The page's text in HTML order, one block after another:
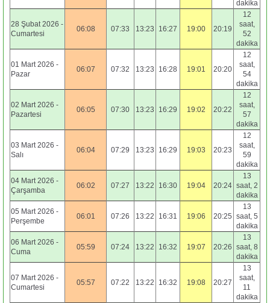
dakika
28 Şubat 2026 -
Cumartesi
06:08 07:33 13:23 16:27 19:00 20:19
12
saat,
52
dakika
01 Mart 2026 -
Pazar
06:07 07:32 13:23 16:28 19:01 20:20
12
saat,
54
dakika
02 Mart 2026 -
Pazartesi
06:05 07:30 13:23 16:29 19:02 20:22
12
saat,
57
dakika
03 Mart 2026 -
Salı
06:04 07:29 13:23 16:29 19:03 20:23
12
saat,
59
dakika
04 Mart 2026 -
Çarşamba
06:02 07:27 13:22 16:30 19:04 20:24
13
saat, 2
dakika
05 Mart 2026 -
Perşembe
06:01 07:26 13:22 16:31 19:06 20:25
13
saat, 5
dakika
06 Mart 2026 -
Cuma
05:59 07:24 13:22 16:32 19:07 20:26
13
saat, 8
dakika
07 Mart 2026 -
Cumartesi
05:57 07:22 13:22 16:32 19:08 20:27
13
saat,
11
dakika